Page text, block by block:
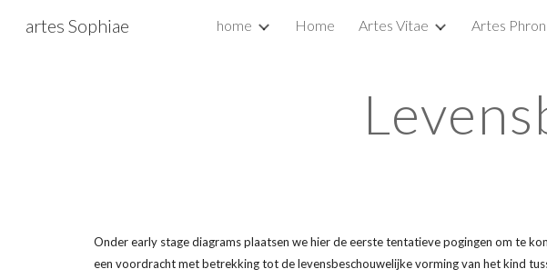
Skip to main content
artes Sophiae home Home Artes Vitae Artes
Onder early stage diagrams plaatsen we hier de eerste tentatieve pogingen om te
een voordracht met betrekking tot de levensbeschouwelijke vorming van het kind